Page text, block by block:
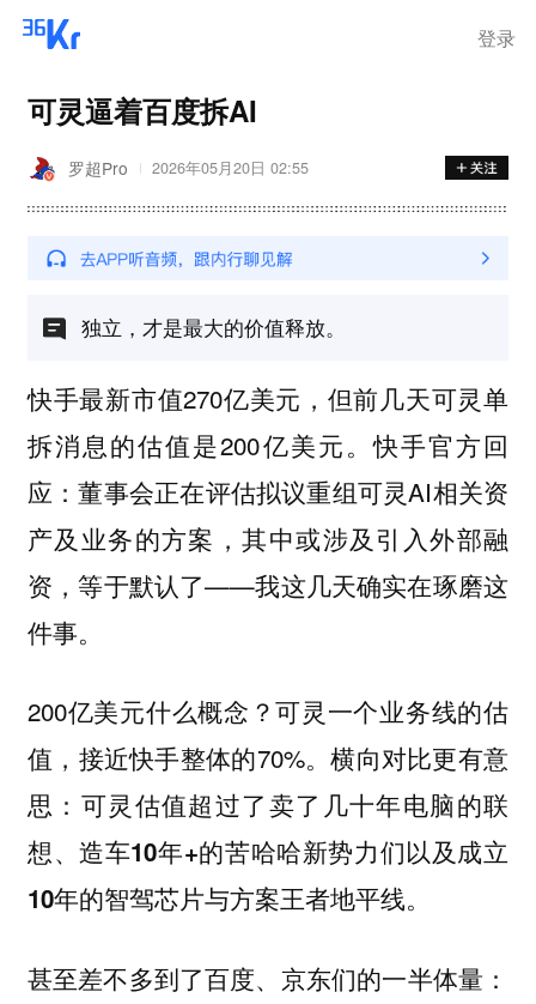
登录
可灵逼着百度拆AI
罗超Pro 2026年05月20日 02:55
独立，才是最大的价值释放。
快手最新市值270亿美元，但前几天可灵单
拆消息的估值是200亿美元。快手官方回
应：董事会正在评估拟议重组可灵AI相关资
产及业务的方案，其中或涉及引入外部融
资，等于默认了——我这几天确实在琢磨这
件事。
200亿美元什么概念？可灵一个业务线的估
值，接近快手整体的70%。横向对比更有意
思： 可灵估值超过了卖了几十年电脑的联
想、造车10年+的苦哈哈新势力们以及成立
10年的智驾芯片与方案王者地平线。
甚至差不多到了百度、京东们的一半体量：